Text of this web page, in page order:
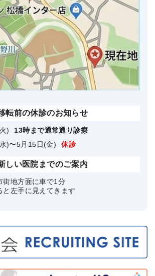
転前の休診のお知らせ
)
13時まで通常通り診療
)〜5月15日(金)
休診
しい医院までのご案内
街地方面に車で1分
と左手に見えてきます